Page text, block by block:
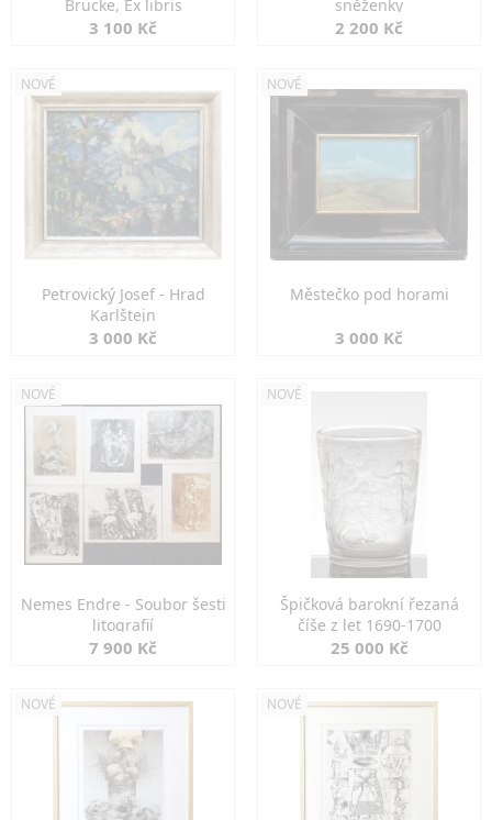
Brücke, Ex libris
3 100 Kč
sněženky
2 200 Kč
NOVÉ
Petrovický Josef - Hrad
Karlštejn
3 000 Kč
NOVÉ
Městečko pod horami
3 000 Kč
NOVÉ
Nemes Endre - Soubor šesti
litografií
7 900 Kč
NOVÉ
Špičková barokní řezaná
číše z let 1690-1700
25 000 Kč
NOVÉ NOVÉ